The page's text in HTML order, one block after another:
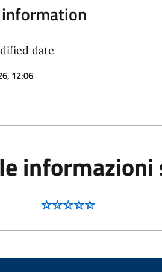
date
12:06
informazioni